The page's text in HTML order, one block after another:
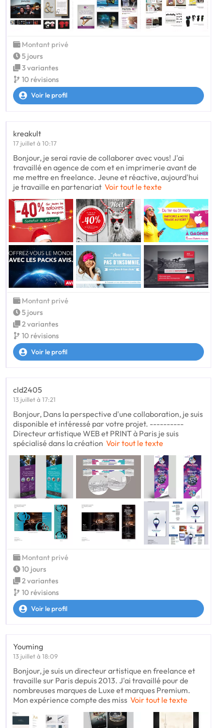
Montant privé
5 jours
3 variantes
10 révisions
Voir le profil
kreakult
17 juillet à 10:17
Bonjour, je serai ravie de collaborer avec vous! J'ai
travaillé en agence de com et en imprimerie avant de
me mettre en freelance. Jeune et réactive, aujourd'hui
je travaille en partenariat Voir tout le texte
Montant privé
5 jours
2 variantes
10 révisions
Voir le profil
cld2405
13 juillet à 17:21
Bonjour, Dans la perspective d'une collaboration, je suis
disponible et intéressé par votre projet. ----------
Directeur artistique WEB et PRINT à Paris je suis
spécialisé dans la création Voir tout le texte
Montant privé
10 jours
2 variantes
10 révisions
Voir le profil
Youming
13 juillet à 18:09
Bonjour, je suis un directeur artistique en freelance et
travaille sur Paris depuis 2013. J'ai travaillé pour de
nombreuses marques de Luxe et marques Premium.
Mon expérience compte des miss Voir tout le texte